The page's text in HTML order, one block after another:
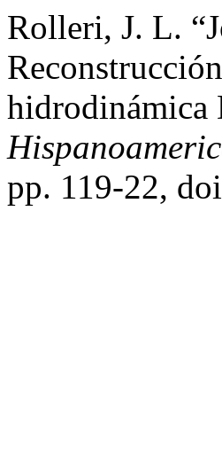
Rolleri, J. L.
hidrodinámica
pp. 119-22,